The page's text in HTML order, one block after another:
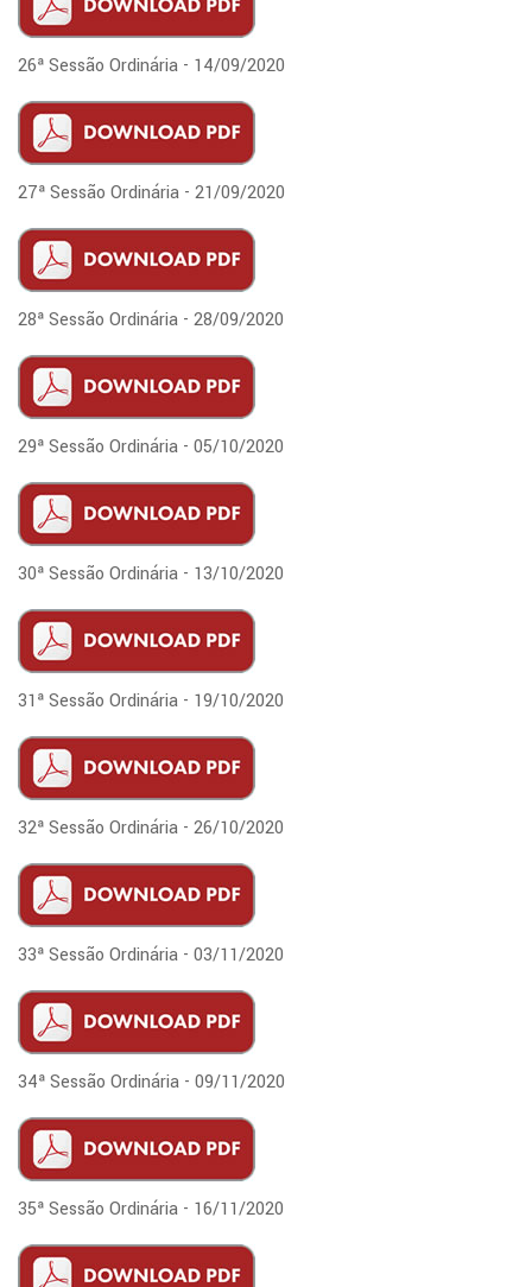
26ª Sessão Ordinária - 14/09/2020
27ª Sessão Ordinária - 21/09/2020
28ª Sessão Ordinária - 28/09/2020
29ª Sessão Ordinária - 05/10/2020
30ª Sessão Ordinária - 13/10/2020
31ª Sessão Ordinária - 19/10/2020
32ª Sessão Ordinária - 26/10/2020
33ª Sessão Ordinária - 03/11/2020
34ª Sessão Ordinária - 09/11/2020
35ª Sessão Ordinária - 16/11/2020